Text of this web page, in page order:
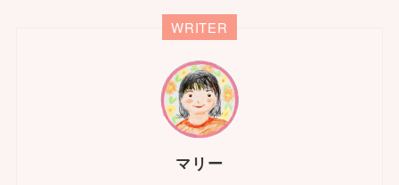
WRITER
マリー